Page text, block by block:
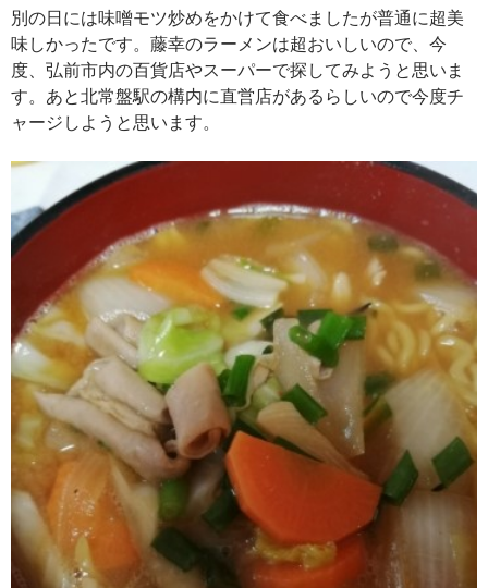
別の日には味噌モツ炒めをかけて食べましたが普通に超美
味しかったです。藤幸のラーメンは超おいしいので、今
度、弘前市内の百貨店やスーパーで探してみようと思いま
す。あと北常盤駅の構内に直営店があるらしいので今度チ
ャージしようと思います。